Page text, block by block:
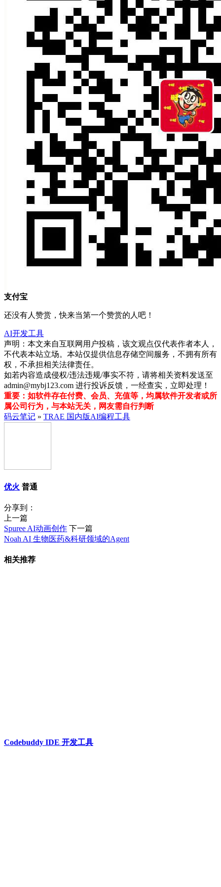
支付宝
还没有人赞赏，快来当第一个赞赏的人吧！
AI开发工具
声明：本文来自互联网用户投稿，该文观点仅代表作者本人，
不代表本站立场。本站仅提供信息存储空间服务，不拥有所有
权，不承担相关法律责任。
如若内容造成侵权/违法违规/事实不符，请将相关资料发送至
admin@mybj123.com 进行投诉反馈，一经查实，立即处理！
重要：如软件存在付费、会员、充值等，均属软件开发者或所
属公司行为，与本站无关，网友需自行判断
码云笔记 » TRAE 国内版AI编程工具
优火 普通
分享到：
上一篇
Spuree AI动画创作 下一篇
Noah AI 生物医药&科研领域的Agent
相关推荐
Codebuddy IDE 开发工具